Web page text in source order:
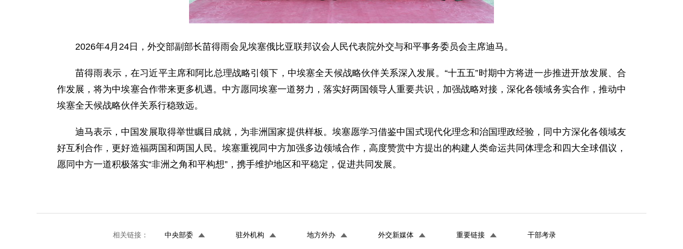
2026年4月24日，外交部副部长苗得雨会见埃塞俄比亚联邦议会人民代表院外交与和平事务委员会主席迪马。
苗得雨表示，在习近平主席和阿比总理战略引领下，中埃塞全天候战略伙伴关系深入发展。“十五五”时期中方将进一步推进开放发展、合
作发展，将为中埃塞合作带来更多机遇。中方愿同埃塞一道努力，落实好两国领导人重要共识，加强战略对接，深化各领域务实合作，推动中
埃塞全天候战略伙伴关系行稳致远。
迪马表示，中国发展取得举世瞩目成就，为非洲国家提供样板。埃塞愿学习借鉴中国式现代化理念和治国理政经验，同中方深化各领域友
好互利合作，更好造福两国和两国人民。埃塞重视同中方加强多边领域合作，高度赞赏中方提出的构建人类命运共同体理念和四大全球倡议，
愿同中方一道积极落实“非洲之角和平构想”，携手维护地区和平稳定，促进共同发展。
相关链接： 中央部委 驻外机构 地方外办 外交新媒体 重要链接 干部考录